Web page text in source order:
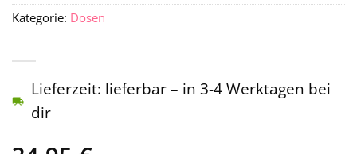
Lieferzeit: lieferbar – in 3-4 Werktagen bei
dir
Kategorie: Dosen